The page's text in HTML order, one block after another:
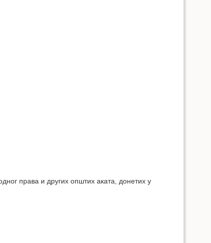
права и других општих аката, донетих у